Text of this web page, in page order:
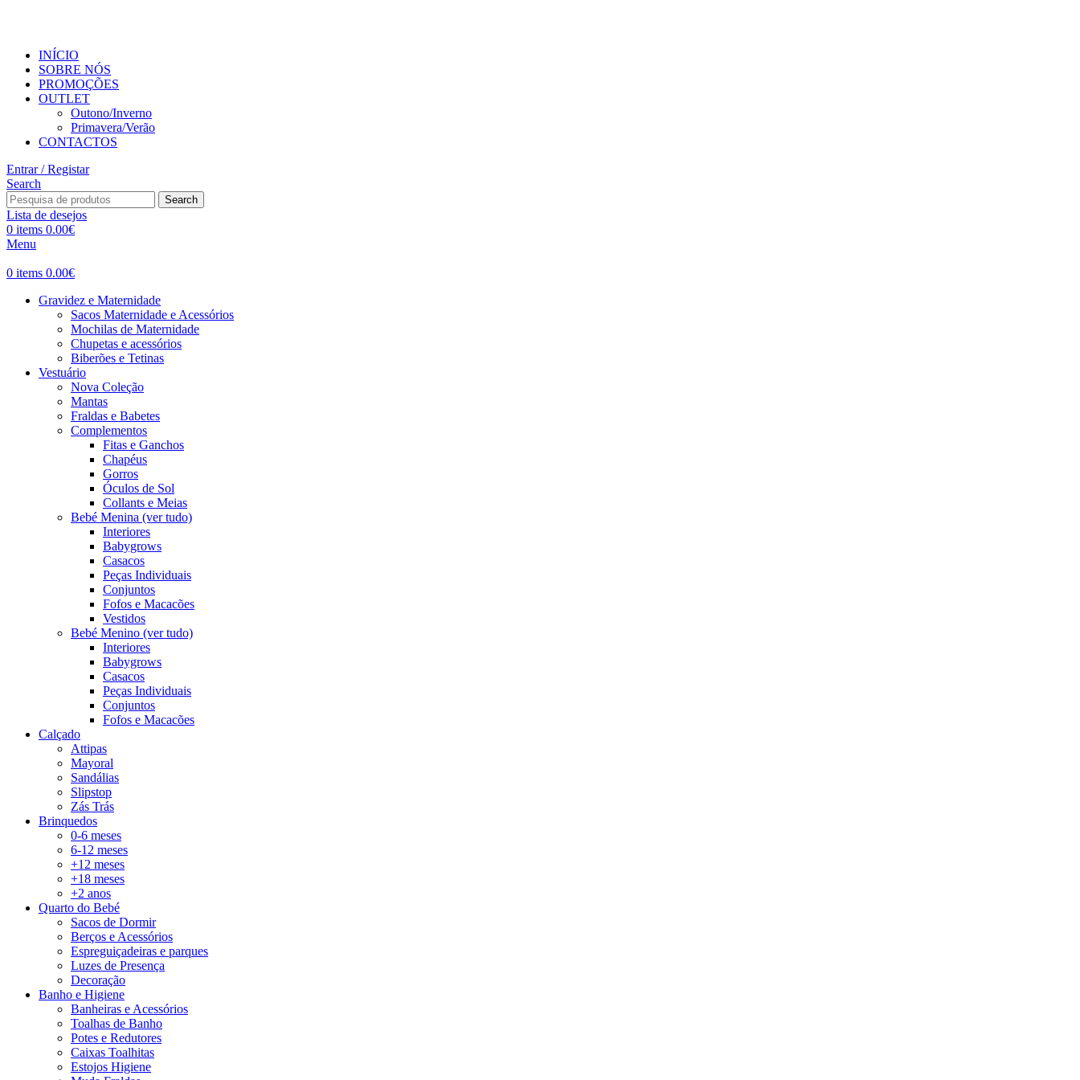
INÍCIO
SOBRE NÓS
PROMOÇÕES
OUTLET
Outono/Inverno
Primavera/Verão
CONTACTOS
Entrar / Registar
Search
Search
Lista de desejos
0 items 0.00€
Menu
0 items 0.00€
Gravidez e Maternidade
Sacos Maternidade e Acessórios
Mochilas de Maternidade
Chupetas e acessórios
Biberões e Tetinas
Vestuário
Nova Coleção
Mantas
Fraldas e Babetes
Complementos
Fitas e Ganchos
Chapéus
Gorros
Óculos de Sol
Collants e Meias
Bebé Menina (ver tudo)
Interiores
Babygrows
Casacos
Peças Individuais
Conjuntos
Fofos e Macacões
Vestidos
Bebé Menino (ver tudo)
Interiores
Babygrows
Casacos
Peças Individuais
Conjuntos
Fofos e Macacões
Calçado
Attipas
Mayoral
Sandálias
Slipstop
Zás Trás
Brinquedos
0-6 meses
6-12 meses
+12 meses
+18 meses
+2 anos
Quarto do Bebé
Sacos de Dormir
Berços e Acessórios
Espreguiçadeiras e parques
Luzes de Presença
Decoração
Banho e Higiene
Banheiras e Acessórios
Toalhas de Banho
Potes e Redutores
Caixas Toalhitas
Estojos Higiene